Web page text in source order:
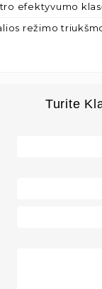
efektyvumo
režimo
Turite